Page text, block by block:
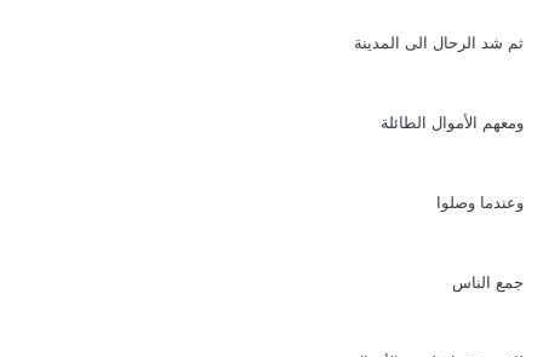
ثم شد الرحال الى المدينة
ومعهم الأموال الطائلة
وعندما وصلوا
جمع الناس